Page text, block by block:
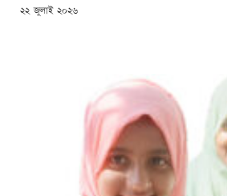
POSTED
২২ জুলাই ২০২৬